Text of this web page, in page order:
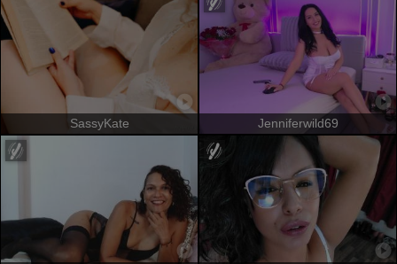
SassyKate Jenniferwild69